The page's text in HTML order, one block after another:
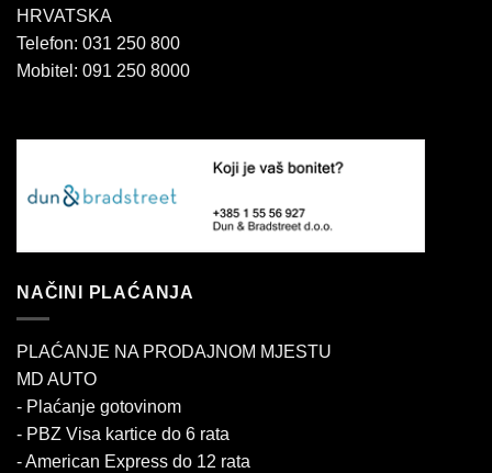
HRVATSKA
Telefon: 031 250 800
Mobitel: 091 250 8000
NAČINI PLAĆANJA
PLAĆANJE NA PRODAJNOM MJESTU
MD AUTO
- Plaćanje gotovinom
- PBZ Visa kartice do 6 rata
- American Express do 12 rata